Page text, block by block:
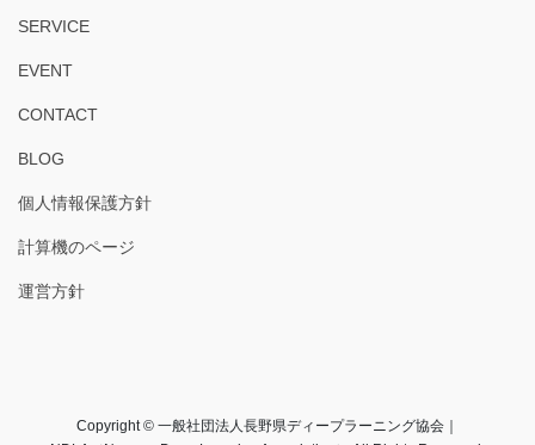
SERVICE
EVENT
CONTACT
BLOG
個人情報保護方針
計算機のページ
運営方針
Copyright © 一般社団法人長野県ディープラーニング協会｜